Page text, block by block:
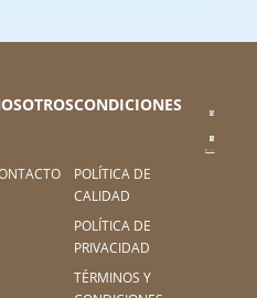
CONDICIONES
POLÍTICA DE
CALIDAD
POLÍTICA DE
PRIVACIDAD
TÉRMINOS Y